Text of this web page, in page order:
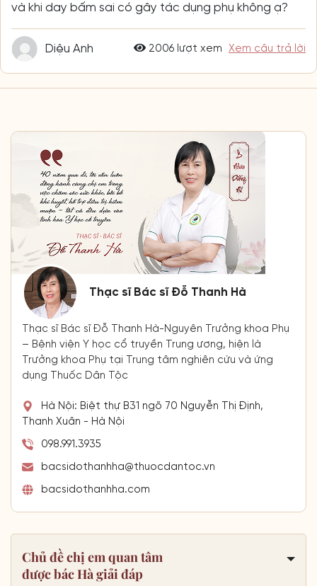
và khi day bấm sai có gây tác dụng phụ không ạ?
Diệu Anh 2006 lượt xem Xem câu trả lời
Thạc sĩ Bác sĩ Đỗ Thanh Hà
Thạc sĩ Bác sĩ Đỗ Thanh Hà-Nguyên Trưởng khoa Phụ
– Bệnh viện Y học cổ truyền Trung ương, hiện là
Trưởng khoa Phụ tại Trung tâm nghiên cứu và ứng
dụng Thuốc Dân Tộc
Hà Nội: Biệt thự B31 ngõ 70 Nguyễn Thị Định,
Thanh Xuân - Hà Nội
098.991.3935
bacsidothanhha@thuocdantoc.vn
bacsidothanhha.com
Chủ đề chị em quan tâm
được bác Hà giải đáp